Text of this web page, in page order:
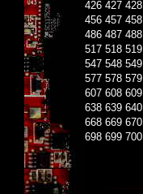
426 427 428
456 457 458
486 487 488
517 518 519
547 548 549
577 578 579
607 608 609
638 639 640
668 669 670
698 699 700